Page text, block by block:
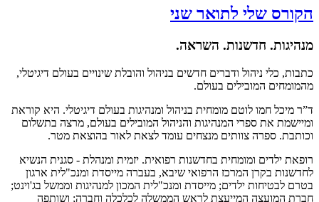
הקורס שלי לתואר שני
מנהיגות. חדשנות. השראה.
כתבות, כלי ניהול ודברים חדשים בניהול והובלת שינויים בעולם דיגיטלי,
מהמומחים המובילים בעולם.
ד”ר מיכל חמו לוטם מומחית בניהול ומנהיגות בעולם דיגיטלי. היא קוראת
ומיישמת את ספרי המנהיגות והניהול המובילים בעולם, מרצה בתשלום
וכותבת. ספרה צוותים מנצחים עומד לצאת לאור בהוצאת מטר.
רופאת ילדים ומומחית בחדשנות רפואית. יזמית ומנהלת - סגנית הנשיא
לחדשנות בקרן המרכז הרפואי שיבא, בעברה מייסדת ומנכ"לית ארגון
בטרם לבטיחות ילדים; מייסדת ומנכ"לית המכון למנהיגות וממשל בג'וינט;
חברת המועצה המייעצת לראש הממשלה לכלכלה וחברה; ושותפה